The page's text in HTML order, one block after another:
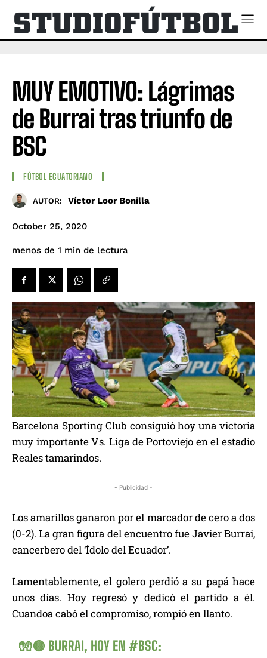
MUY EMOTIVO: Lágrimas
de Burrai tras triunfo de
BSC
FÚTBOL ECUATORIANO
AUTOR: Víctor Loor Bonilla
October 25, 2020
menos de 1 min de lectura
Barcelona Sporting Club consiguió hoy una victoria
muy importante Vs. Liga de Portoviejo en el estadio
Reales tamarindos.
- Publicidad -
Los amarillos ganaron por el marcador de cero a dos
(0-2). La gran figura del encuentro fue Javier Burrai,
cancerbero del ‘Ídolo del Ecuador’.
Lamentablemente, el golero perdió a su papá hace
unos días. Hoy regresó y dedicó el partido a él.
Cuandoa cabó el compromiso, rompió en llanto.
🧤🟡 BURRAI, HOY EN#BSC: